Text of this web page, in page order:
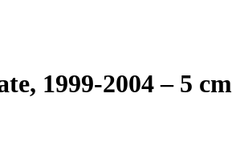
1999-2004 – 5 cm